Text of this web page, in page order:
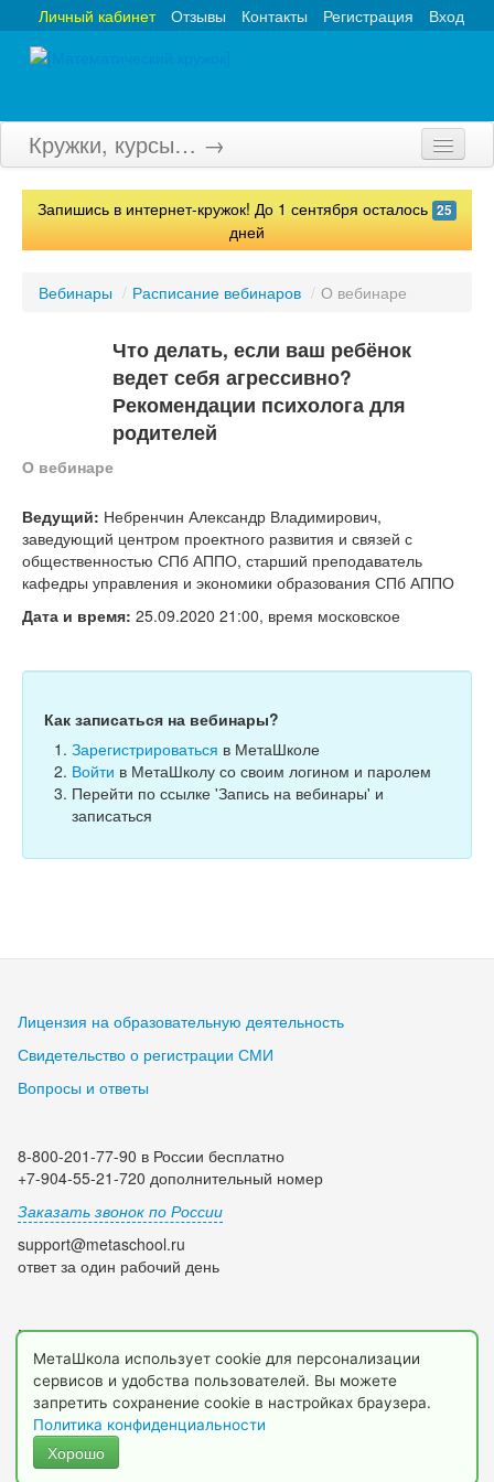
Вход
Регистрация
Контакты
Отзывы
Личный кабинет
Кружки, курсы… →
Главная
Конкурсы
Книги
Игры
Учитель
Запишись в интернет-кружок! До 1 сентября осталось 25
дней
Вебинары / Расписание вебинаров / О вебинаре
Что делать, если ваш ребёнок
ведет себя агрессивно?
Рекомендации психолога для
родителей
О вебинаре
Ведущий: Небренчин Александр Владимирович,
заведующий центром проектного развития и связей с
общественностью СПб АППО, старший преподаватель
кафедры управления и экономики образования СПб АППО
Дата и время: 25.09.2020 21:00, время московское
Как записаться на вебинары?
Зарегистрироваться в МетаШколе
Войти в МетаШколу со своим логином и паролем
Перейти по ссылке 'Запись на вебинары' и
записаться
Лицензия на образовательную деятельность
Свидетельство о регистрации СМИ
Вопросы и ответы
8-800-201-77-90 в России бесплатно
+7-904-55-21-720 дополнительный номер
Заказать звонок по России
support@metaschool.ru
ответ за один рабочий день
Мы в социальных сетях:
© 2009-2026 МетаШкола, www.metaschool.ru
МетаШкола использует cookie для персонализации
сервисов и удобства пользователей. Вы можете
запретить сохранение cookie в настройках браузера.
Политика конфиденциальности
Хорошо